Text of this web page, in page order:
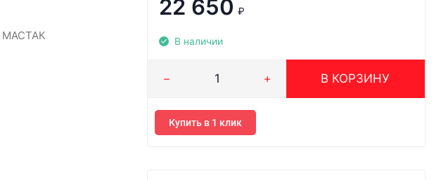
МАСТАК
22 650 ₽
В наличии
В КОРЗИНУ
Купить в 1 клик